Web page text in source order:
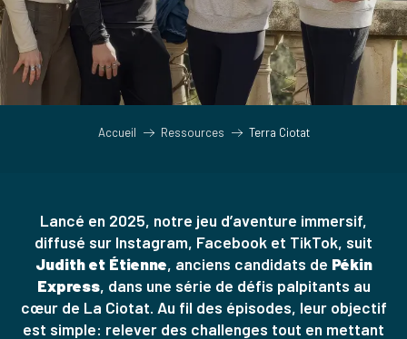
Accueil Ressources Terra Ciotat
Lancé en 2025, notre jeu d’aventure immersif,
diffusé sur Instagram, Facebook et TikTok, suit
Judith et Étienne, anciens candidats de Pékin
Express, dans une série de défis palpitants au
cœur de La Ciotat. Au fil des épisodes, leur objectif
est simple: relever des challenges tout en mettant